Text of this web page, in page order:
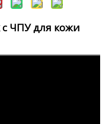
ЧПУ для кожи